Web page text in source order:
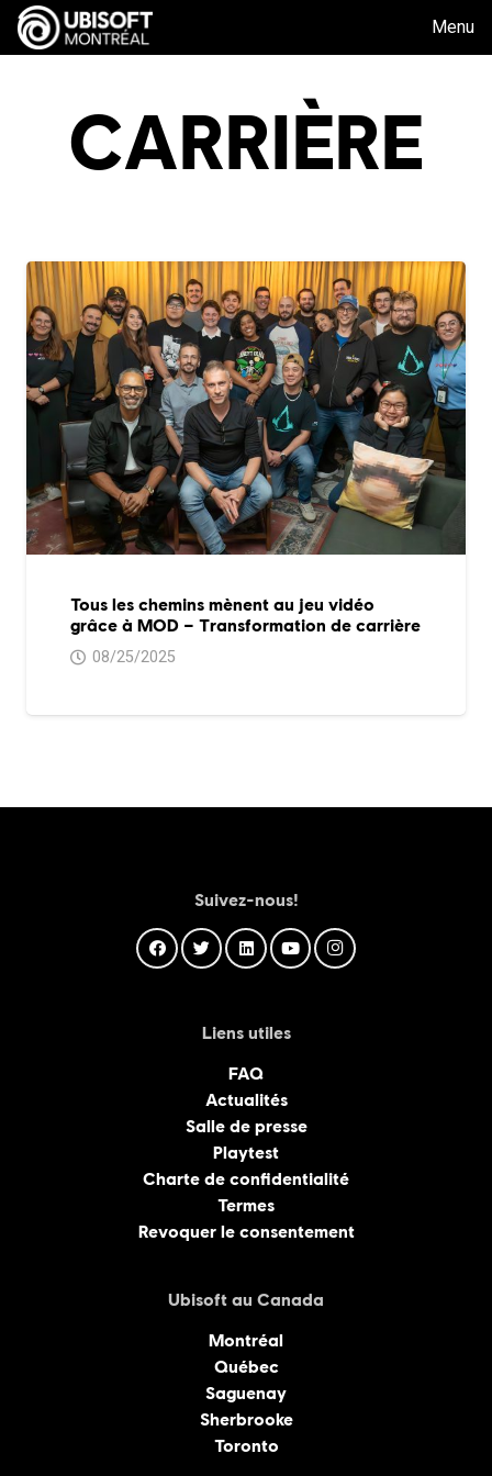
Menu
CARRIÈRE
Tous les chemins mènent au jeu vidéo
grâce à MOD – Transformation de carrière
08/25/2025
Suivez-nous!
Liens utiles
FAQ
Actualités
Salle de presse
Playtest
Charte de confidentialité
Termes
Revoquer le consentement
Ubisoft au Canada
Montréal
Québec
Saguenay
Sherbrooke
Toronto